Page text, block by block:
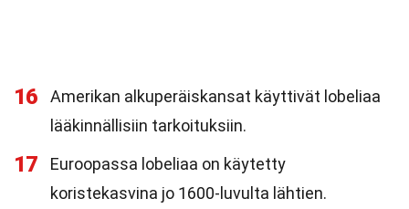
16
Amerikan alkuperäiskansat käyttivät lobeliaa
lääkinnällisiin tarkoituksiin.
17
Euroopassa lobeliaa on käytetty
koristekasvina jo 1600-luvulta lähtien.